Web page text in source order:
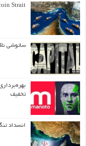
Strait
ساتوشی
تخفیف
انسداد